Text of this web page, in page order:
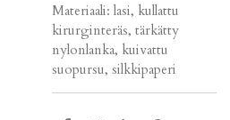
Materiaali: lasi, kullattu
kirurginteräs, tärkätty
nylonlanka, kuivattu
suopursu, silkkipaperi